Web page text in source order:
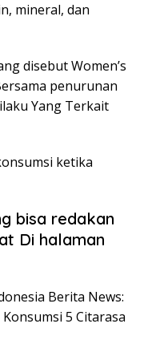
mineral, dan
disebut Women’s
penurunan
Yang Terkait
ketika
bisa redakan
Di halaman
Berita News:
5 Citarasa